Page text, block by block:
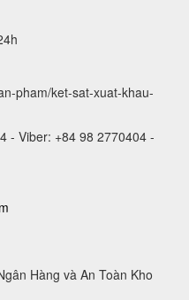
pham/ket-sat-xuat-khau-
- Viber: +84 98 2770404 -
Hàng và An Toàn Kho